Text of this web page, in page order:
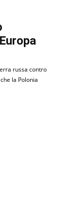
russa contro
la Polonia